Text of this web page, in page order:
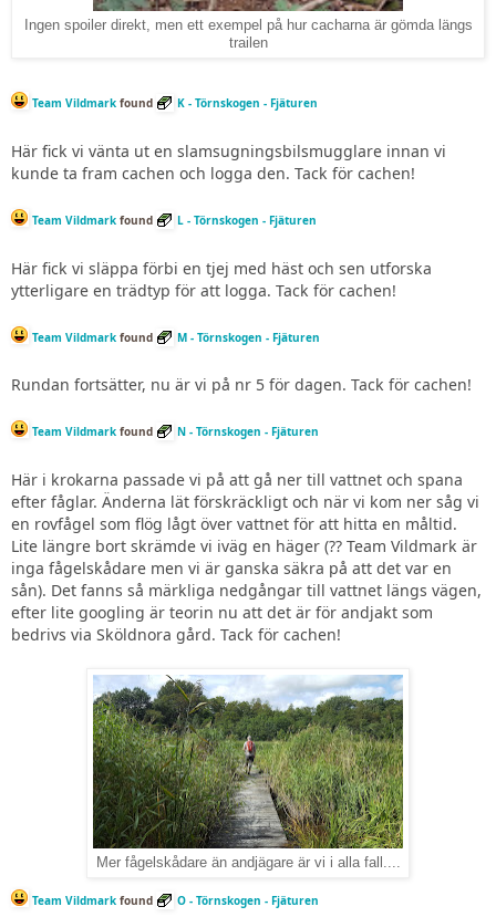
Ingen spoiler direkt, men ett exempel på hur cacharna är gömda längs
trailen
Team Vildmark found K - Törnskogen - Fjäturen
Här fick vi vänta ut en slamsugningsbilsmugglare innan vi
kunde ta fram cachen och logga den. Tack för cachen!
Team Vildmark found L - Törnskogen - Fjäturen
Här fick vi släppa förbi en tjej med häst och sen utforska
ytterligare en trädtyp för att logga. Tack för cachen!
Team Vildmark found M - Törnskogen - Fjäturen
Rundan fortsätter, nu är vi på nr 5 för dagen. Tack för cachen!
Team Vildmark found N - Törnskogen - Fjäturen
Här i krokarna passade vi på att gå ner till vattnet och spana
efter fåglar. Änderna lät förskräckligt och när vi kom ner såg vi
en rovfågel som flög lågt över vattnet för att hitta en måltid.
Lite längre bort skrämde vi iväg en häger (?? Team Vildmark är
inga fågelskådare men vi är ganska säkra på att det var en
sån). Det fanns så märkliga nedgångar till vattnet längs vägen,
efter lite googling är teorin nu att det är för andjakt som
bedrivs via Sköldnora gård. Tack för cachen!
Mer fågelskådare än andjägare är vi i alla fall....
Team Vildmark found O - Törnskogen - Fjäturen